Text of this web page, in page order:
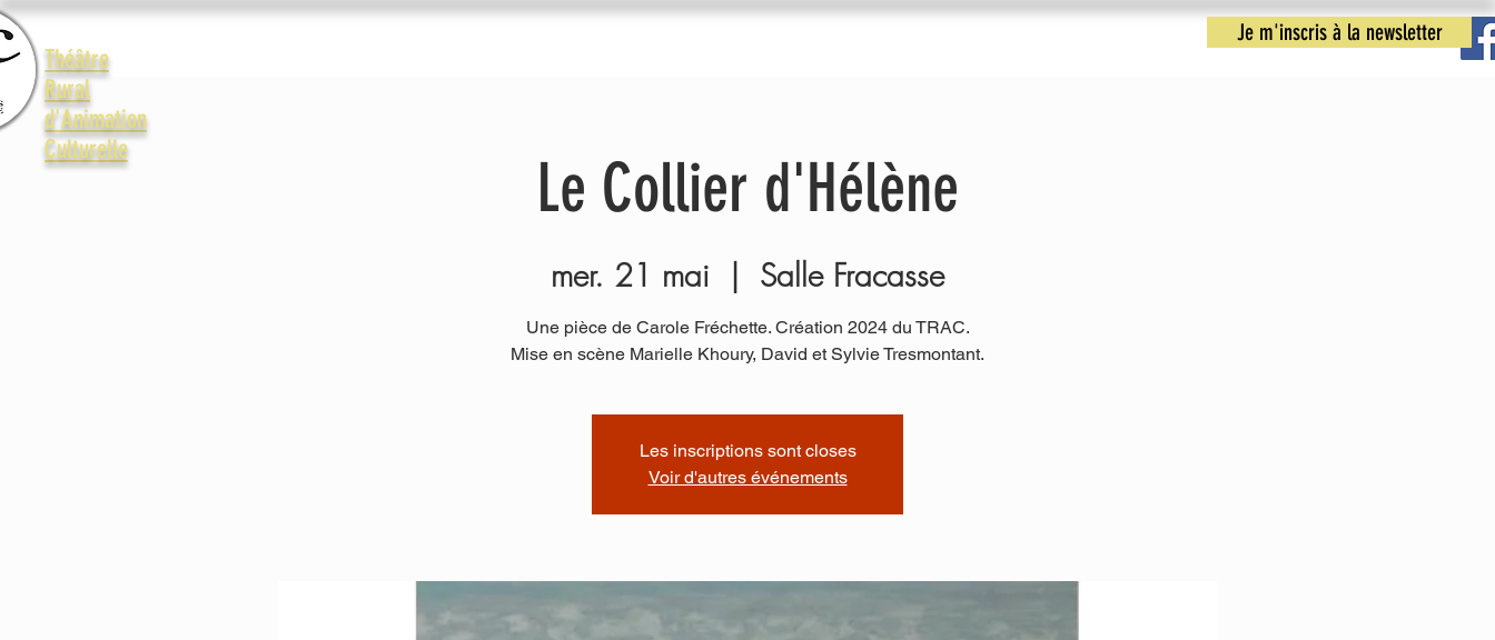
Je m'inscris à la newsletter
Nous contacter
Le Collier d'Hélène
mer. 21 mai
  |
Salle Fracasse
Une pièce de Carole Fréchette. Création 2024 du TRAC.
Mise en scène Marielle Khoury, David et Sylvie Tresmontant.
Les inscriptions sont closes
Voir d'autres événements
Théâtre
Rural
d'Animation
Culturelle